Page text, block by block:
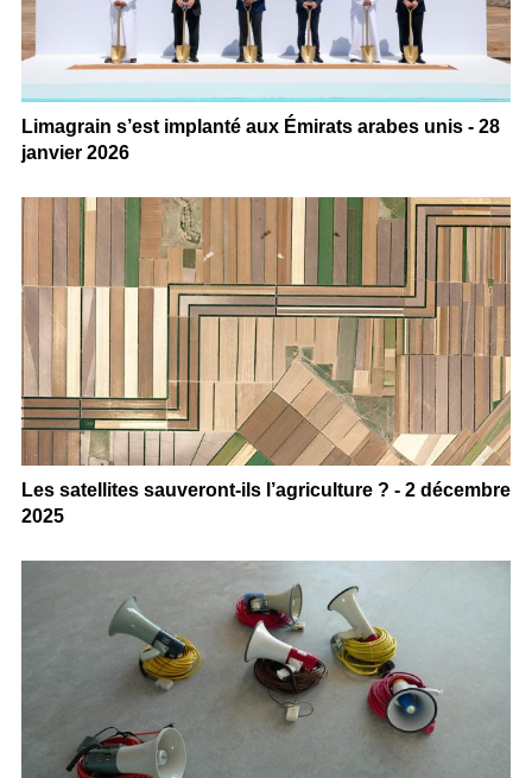
Limagrain s’est implanté aux Émirats arabes unis - 28
janvier 2026
Les satellites sauveront-ils l’agriculture ? - 2 décembre
2025